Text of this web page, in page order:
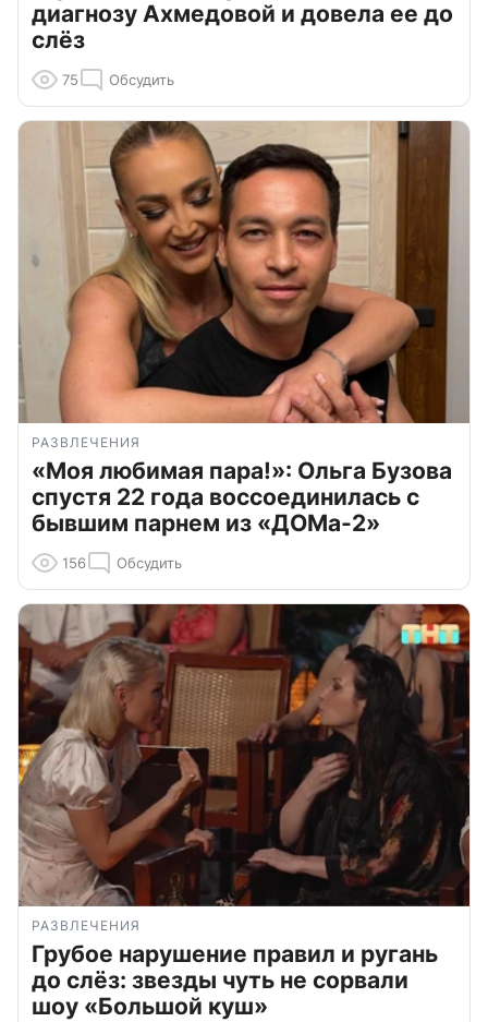
диагнозу Ахмедовой и довела ее до
слёз
75 Обсудить
РАЗВЛЕЧЕНИЯ
«Моя любимая пара!»: Ольга Бузова
спустя 22 года воссоединилась с
бывшим парнем из «ДОМа-2»
156 Обсудить
РАЗВЛЕЧЕНИЯ
Грубое нарушение правил и ругань
до слёз: звезды чуть не сорвали
шоу «Большой куш»